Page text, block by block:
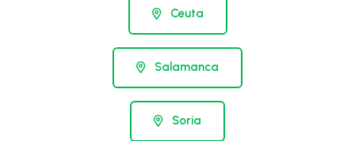
Ceuta
Salamanca
Soria